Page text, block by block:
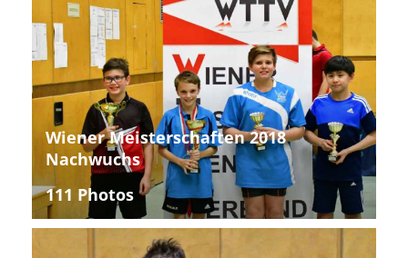
Wiener Meisterschaften 2018
Nachwuchs
111 Photos